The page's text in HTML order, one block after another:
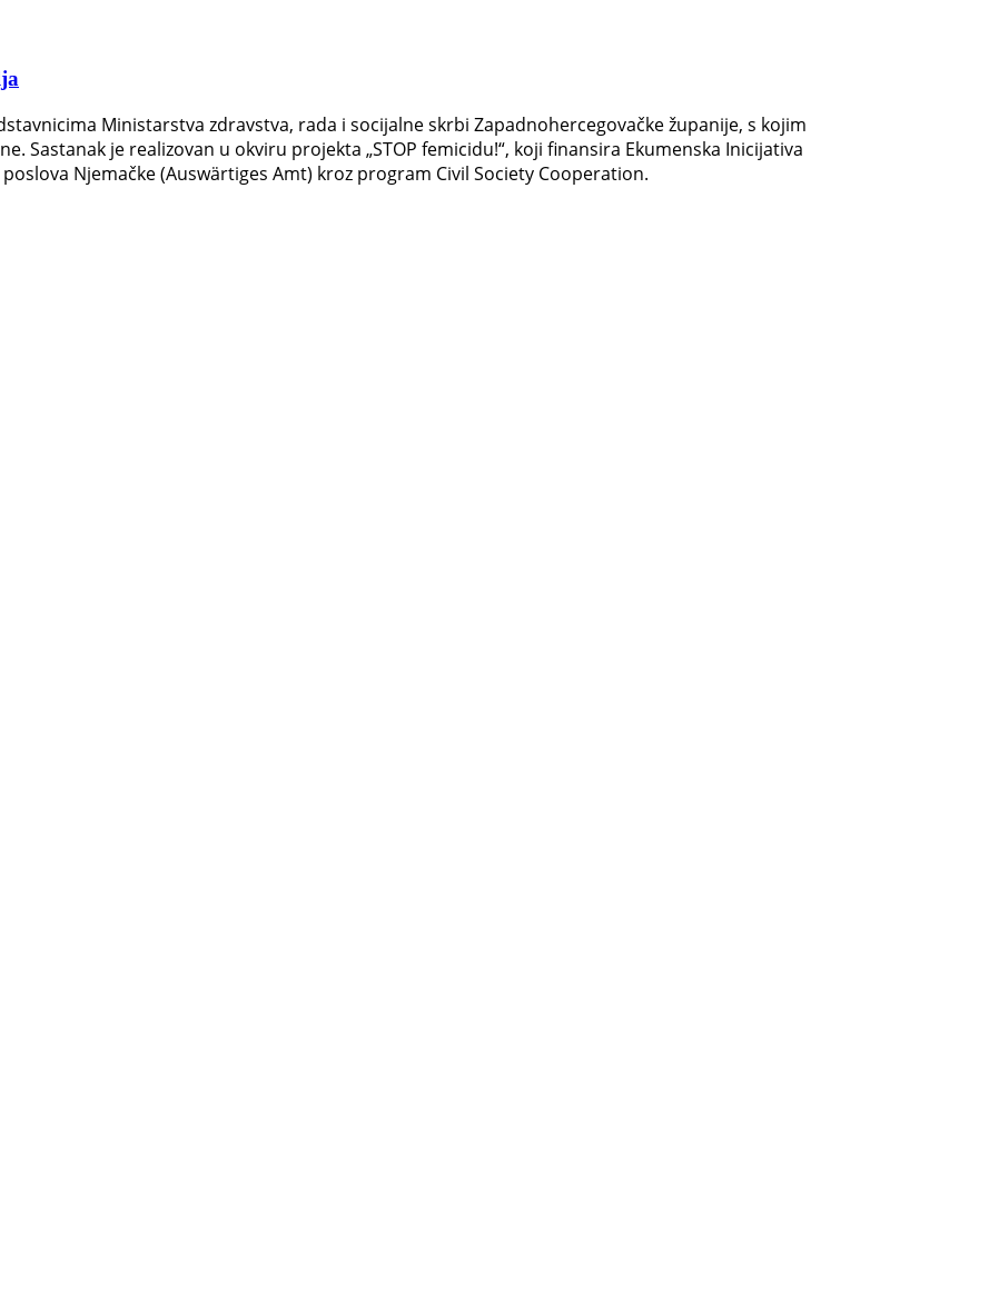
Ministarstva zdravstva, rada i socijalne skrbi Zapadnohercegovačke županije, s kojim
Sastanak je realizovan u okviru projekta „STOP femicidu!“, koji finansira Ekumenska Inicijativa
Njemačke (Auswärtiges Amt) kroz program Civil Society Cooperation.